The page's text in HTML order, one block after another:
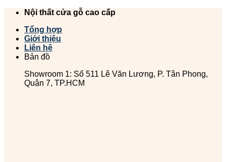
Chuyển
dung
Nội thất cửa gỗ cao cấp
Tổng hợp
Giới thiệu
Liên hệ
Bản đồ
Showroom 1: Số 511 Lê Văn Lương, P. Tân Phong,
Quận 7, TP.HCM